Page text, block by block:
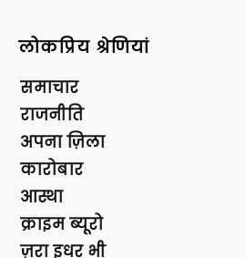
लोकप्रिय श्रेणियां
समाचार
राजनीति
अपना ज़िला
कारोबार
आस्था
क्राइम ब्यूरो
ज़रा इधर भी